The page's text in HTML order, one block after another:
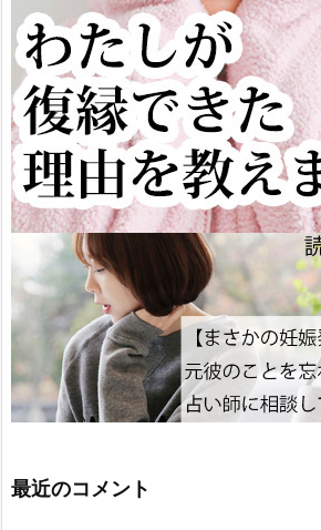
最近のコメント